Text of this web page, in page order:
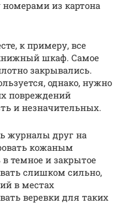
из картона
к примеру, все
шкаф. Самое
закрывались.
однако, нужно
повреждений
и незначительных.
журналы друг на
кожаным
темное и закрытое
слишком сильно,
в местах
веревки для таких